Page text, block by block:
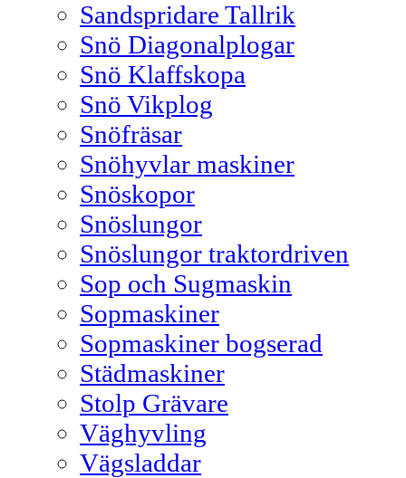
Sandspridare Tallrik
Snö Diagonalplogar
Snö Klaffskopa
Snö Vikplog
Snöfräsar
Snöhyvlar maskiner
Snöskopor
Snöslungor
Snöslungor traktordriven
Sop och Sugmaskin
Sopmaskiner
Sopmaskiner bogserad
Städmaskiner
Stolp Grävare
Väghyvling
Vägsladdar